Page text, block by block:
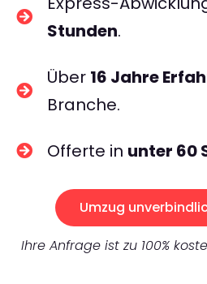
Stunden.
Über 16 Jahre
Branche.
Offerte in unter 60
Umzug
Ihre Anfrage ist zu 100%